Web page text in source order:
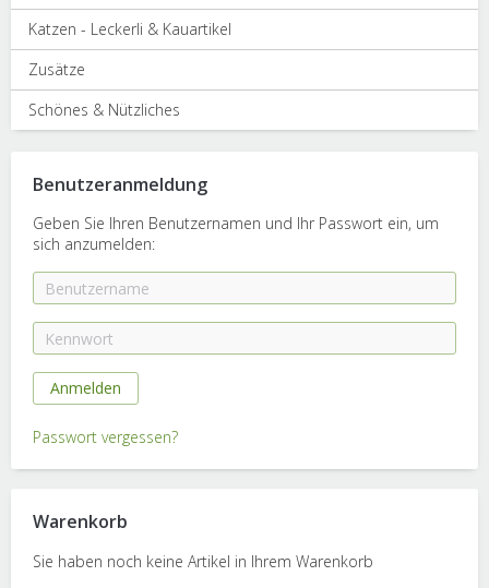
Katzen - Leckerli & Kauartikel
Zusätze
Schönes & Nützliches
Benutzeranmeldung
Geben Sie Ihren Benutzernamen und Ihr Passwort ein, um
sich anzumelden:
Passwort vergessen?
Warenkorb
Sie haben noch keine Artikel in Ihrem Warenkorb